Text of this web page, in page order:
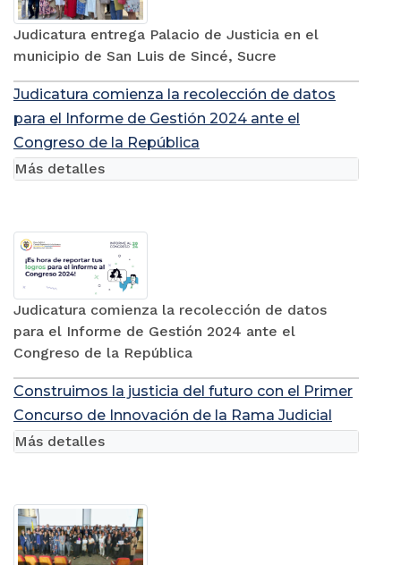
Judicatura entrega Palacio de Justicia en el
municipio de San Luis de Sincé, Sucre
Judicatura comienza la recolección de datos
para el Informe de Gestión 2024 ante el
Congreso de la República
Judicatura comienza la recolección de datos
para el Informe de Gestión 2024 ante el
Congreso de la República
Más detalles
Construimos la justicia del futuro con el Primer
Concurso de Innovación de la Rama Judicial
Más detalles